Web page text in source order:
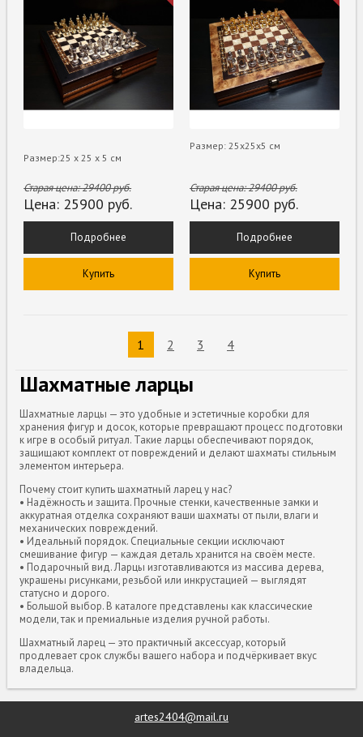
Размер:25 х 25 х 5 см
Старая цена:29400руб.
Цена: 25900 руб.
Подробнее
Купить
Размер: 25х25х5 см
Старая цена:29400руб.
Цена: 25900 руб.
Подробнее
Купить
1 2 3 4
Шахматные ларцы
Шахматные ларцы — это удобные и эстетичные коробки для
хранения фигур и досок, которые превращают процесс подготовки
к игре в особый ритуал. Такие ларцы обеспечивают порядок,
защищают комплект от повреждений и делают шахматы стильным
элементом интерьера.
Почему стоит купить шахматный ларец у нас?
• Надёжность и защита. Прочные стенки, качественные замки и
аккуратная отделка сохраняют ваши шахматы от пыли, влаги и
механических повреждений.
• Идеальный порядок. Специальные секции исключают
смешивание фигур — каждая деталь хранится на своём месте.
• Подарочный вид. Ларцы изготавливаются из массива дерева,
украшены рисунками, резьбой или инкрустацией — выглядят
статусно и дорого.
• Большой выбор. В каталоге представлены как классические
модели, так и премиальные изделия ручной работы.
Шахматный ларец — это практичный аксессуар, который
продлевает срок службы вашего набора и подчёркивает вкус
владельца.
artes2404@mail.ru